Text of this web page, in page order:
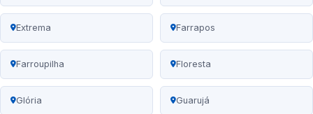
Extrema Farrapos
Farroupilha Floresta
Glória Guarujá